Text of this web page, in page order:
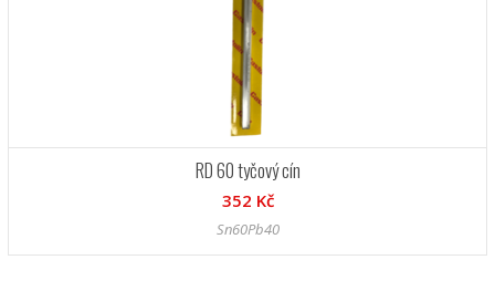
RD 60 tyčový cín
352 Kč
Sn60Pb40